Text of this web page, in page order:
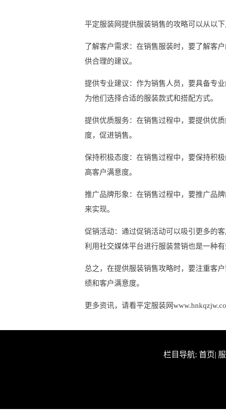
平定服装网提供服装销售的攻略可以从以下
了解客户需求：在销售服装时，要了解客
供合理的建议。
提供专业建议：作为销售人员，要具备专
为他们选择合适的服装款式和搭配方式。
提供优质服务：在销售过程中，要提供优
度，促进销售。
保持积极态度：在销售过程中，要保持积
高客户满意度。
推广品牌形象：在销售过程中，要推广品
来实现。
促销活动：通过促销活动可以吸引更多的
利用社交媒体平台进行服装营销也是一种
总之，在提供服装销售攻略时，要注重客
绩和客户满意度。
更多资讯，请看平定服装网
栏目导航: 首页|